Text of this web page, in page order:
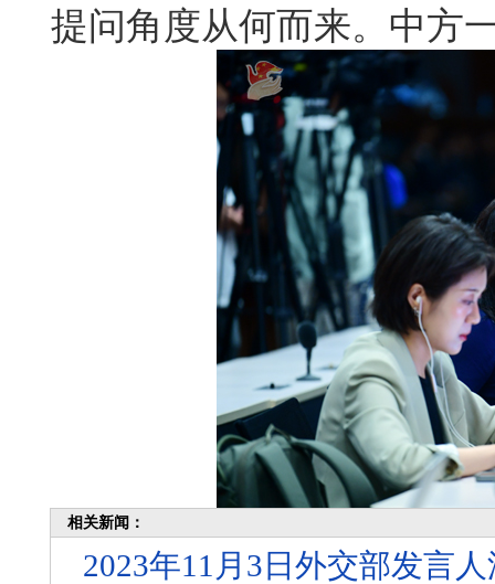
提问角度从何而来。中方
相关新闻：
2023年11月3日外交部发言